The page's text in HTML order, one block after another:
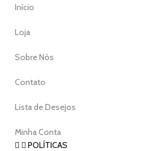
Início
Loja
Sobre Nós
Contato
Lista de Desejos
Minha Conta
POLÍTICAS